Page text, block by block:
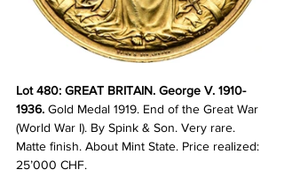
Lot 480: GREAT BRITAIN. George V. 1910-
1936. Gold Medal 1919. End of the Great War
(World War I). By Spink & Son. Very rare.
Matte finish. About Mint State. Price realized:
25’000 CHF.